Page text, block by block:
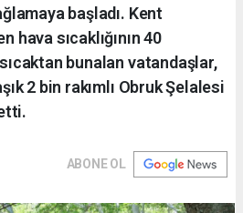
başladı. Kent
hava sıcaklığının 40
bunalan vatandaşlar,
2 bin rakımlı Obruk Şelalesi
ABONE OL